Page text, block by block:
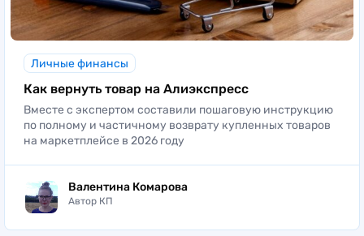
Личные финансы
Как вернуть товар на Алиэкспресс
Вместе с экспертом составили пошаговую инструкцию
по полному и частичному возврату купленных товаров
на маркетплейсе в 2026 году
Валентина Комарова
Автор КП